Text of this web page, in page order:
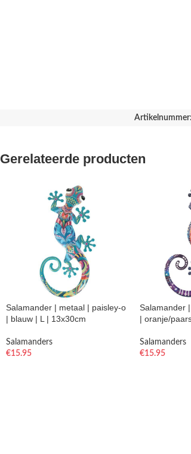
Artikelnummer:
Gerelateerde producten
Salamander | metaal | paisley-o
| blauw | L | 13x30cm
Salamanders
€15.95
Salamander
| oranje/
Salamanders
€15.95